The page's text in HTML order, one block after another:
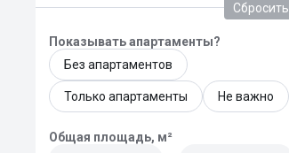
Сбросить
Показывать апартаменты?
Без апартаментов
Только апартаменты Не важно
Общая площадь, м²